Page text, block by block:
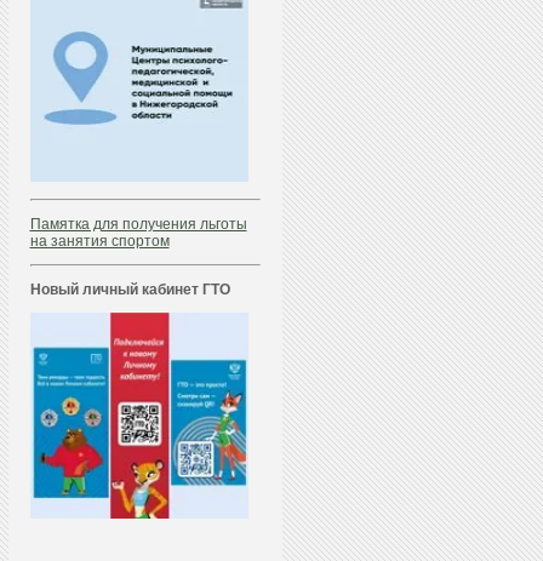
Памятка для получения льготы
на занятия спортом
Новый личный кабинет ГТО